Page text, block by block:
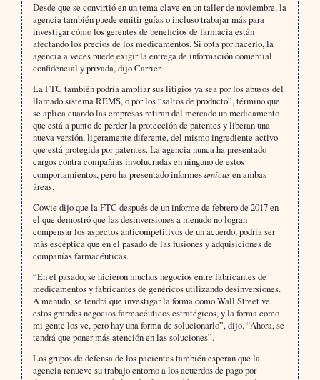
Desde que se convirtió en un tema clave en un taller de noviembre, la
agencia también puede emitir guías o incluso trabajar más para
investigar cómo los gerentes de beneficios de farmacia están
afectando los precios de los medicamentos. Si opta por hacerlo, la
agencia a veces puede exigir la entrega de información comercial
confidencial y privada, dijo Carrier.
La FTC también podría ampliar sus litigios ya sea por los abusos del
llamado sistema REMS, o por los “saltos de producto”, término que
se aplica cuando las empresas retiran del mercado un medicamento
que está a punto de perder la protección de patentes y liberan una
nueva versión, ligeramente diferente, del mismo ingrediente activo
que está protegida por patentes. La agencia nunca ha presentado
cargos contra compañías involucradas en ninguno de estos
comportamientos, pero ha presentado informesamicusen ambas
áreas.
Cowie dijo que la FTC después de un informe de febrero de 2017 en
el que demostró que las desinversiones a menudo no logran
compensar los aspectos anticompetitivos de un acuerdo, podría ser
más escéptica que en el pasado de las fusiones y adquisiciones de
compañías farmacéuticas.
“En el pasado, se hicieron muchos negocios entre fabricantes de
medicamentos y fabricantes de genéricos utilizando desinversiones.
A menudo, se tendrá que investigar la forma como Wall Street ve
estos grandes negocios farmacéuticos estratégicos, y la forma como
mi gente los ve, pero hay una forma de solucionarlo”, dijo. “Ahora, se
tendrá que poner más atención en las soluciones”.
Los grupos de defensa de los pacientes también esperan que la
agencia renueve su trabajo entorno a los acuerdos de pago por